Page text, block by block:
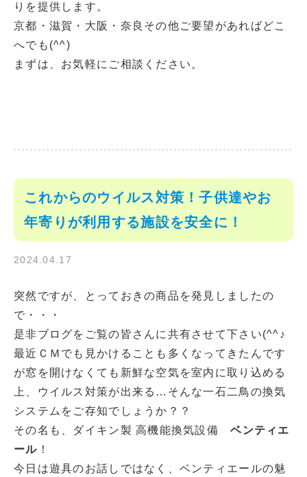
りを提供します。
京都・滋賀・大阪・奈良その他ご要望があればどこ
へでも(^^)
まずは、お気軽にご相談ください。
これからのウイルス対策！子供達やお
年寄りが利用する施設を安全に！
2024.04.17
突然ですが、とっておきの商品を発見しましたの
で・・・
是非ブログをご覧の皆さんに共有させて下さい(^^♪
最近ＣＭでも見かけることも多くなってきたんです
が窓を開けなくても新鮮な空気を室内に取り込める
上、ウイルス対策が出来る…そんな一石二鳥の換気
システムをご存知でしょうか？？
その名も、ダイキン製 高機能換気設備ベンティエ
ール ！
今日は遊具のお話しではなく、ベンティエールの魅